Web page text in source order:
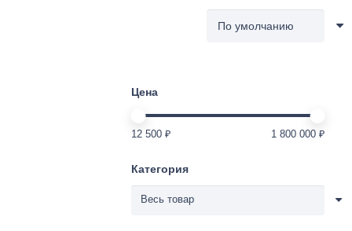
Цена
12 500 ₽ 1 800 000 ₽
Категория